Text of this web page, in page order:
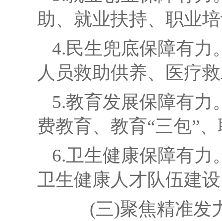
助、就业扶持、职业
4.民生兜底保障有力
人员救助供养、医疗
5.教育发展保障有力
费教育、教育“三包”
6.卫生健康保障有力
卫生健康人才队伍建
(三)聚焦精准发